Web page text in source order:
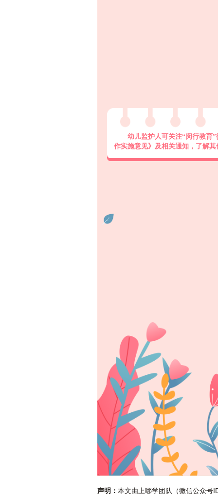
幼儿监护人可关注“闵行教育
作实施意见》及相关通知，了解
声明： 本文由上哪学团队（微信公众号